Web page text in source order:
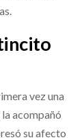
vez una
acompañó
su afecto